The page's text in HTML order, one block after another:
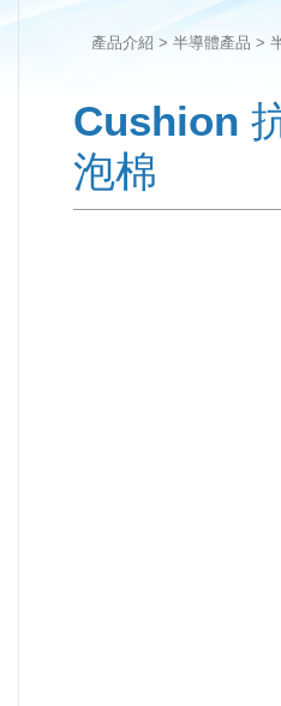
產品介紹 半導體產品
Cushion
泡棉